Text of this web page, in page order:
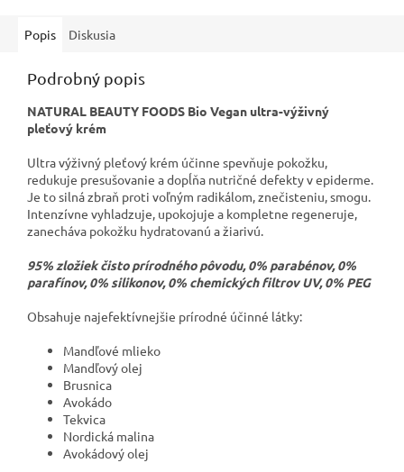
Popis Diskusia
Podrobný popis
NATURAL BEAUTY FOODS Bio Vegan ultra-výživný
pleťový krém
Ultra výživný pleťový krém účinne spevňuje pokožku,
redukuje presušovanie a dopĺňa nutričné defekty v epiderme.
Je to silná zbraň proti voľným radikálom, znečisteniu, smogu.
Intenzívne vyhladzuje, upokojuje a kompletne regeneruje,
zanecháva pokožku hydratovanú a žiarivú.
95% zložiek čisto prírodného pôvodu,0% parabénov, 0%
parafínov, 0% silikonov, 0% chemických filtrov UV, 0% PEG
Obsahuje najefektívnejšie prírodné účinné látky:
Mandľové mlieko
Mandľový olej
Brusnica
Avokádo
Tekvica
Nordická malina
Avokádový olej